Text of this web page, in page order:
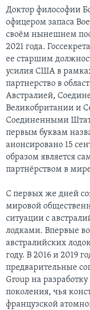
Доктор философии
офицером запаса
своём нынешнем
2021 года.
ее старшим
усилия США в
партнерство в
Австралией,
Великобритании и
Соединенными
первым буквам
анонсировано 15
образом является
партнёрством в
С первых же дней
мировой
ситуации с
лодками. Впервые
австралийских
году. В 2016 и 2019
предварительные
Group на
поколения, чья
французской